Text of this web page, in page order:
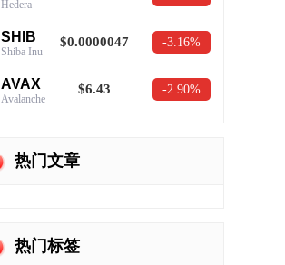
Hedera
SHIB
Shiba Inu
$0.0000047 -3.16%
AVAX
Avalanche
$6.43 -2.90%
热门文章
热门标签